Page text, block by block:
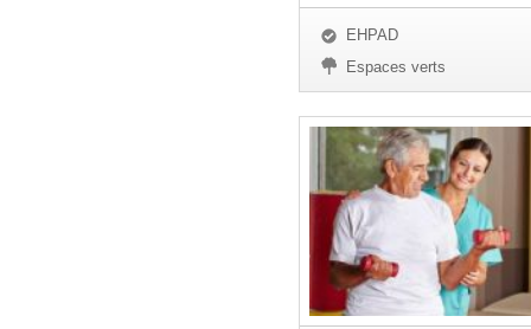
EHPAD
Espaces verts